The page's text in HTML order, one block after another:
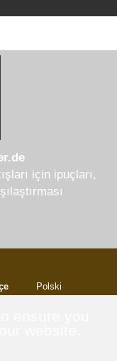
için ipuçları,
Polski